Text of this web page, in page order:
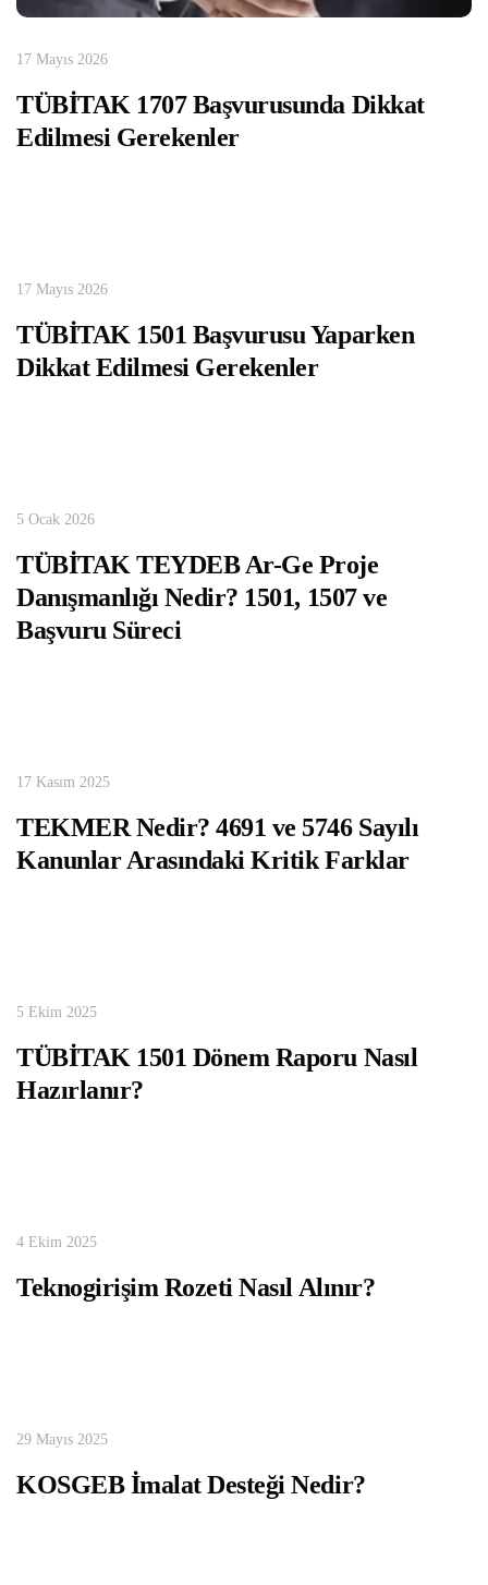
TÜBİTAK 1707 Başvurusunda Dikkat
Edilmesi Gerekenler
17 Mayıs 2026
TÜBİTAK 1501 Başvurusu Yaparken
Dikkat Edilmesi Gerekenler
17 Mayıs 2026
TÜBİTAK TEYDEB Ar-Ge Proje
Danışmanlığı Nedir? 1501, 1507 ve
Başvuru Süreci
5 Ocak 2026
TEKMER Nedir? 4691 ve 5746 Sayılı
Kanunlar Arasındaki Kritik Farklar
17 Kasım 2025
TÜBİTAK 1501 Dönem Raporu Nasıl
Hazırlanır?
5 Ekim 2025
Teknogirişim Rozeti Nasıl Alınır?
4 Ekim 2025
KOSGEB İmalat Desteği Nedir?
29 Mayıs 2025